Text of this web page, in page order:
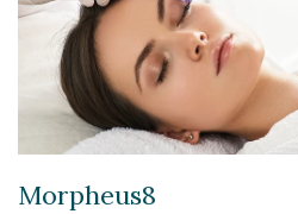
Morpheus8